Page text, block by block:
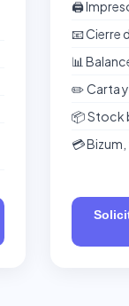
🖨️
📧 Cierre
📊
✏️ Carta
📦 Stock
💳